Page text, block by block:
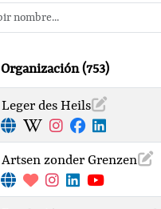
Organización (753)
Leger des Heils
Artsen zonder Grenzen